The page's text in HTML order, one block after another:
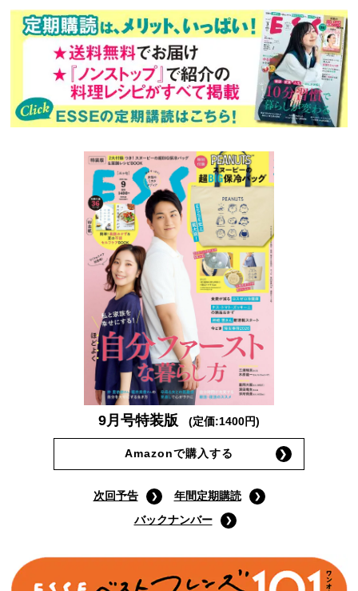
次回予告
年間定期購読
バックナンバー
Amazonで購入する
次回予告
年間定期購読
バックナンバー